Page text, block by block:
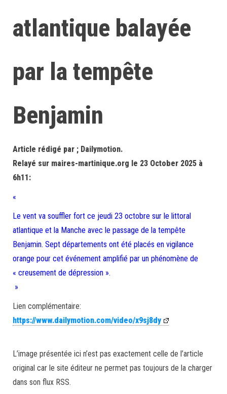
atlantique balayée
par la tempête
Benjamin
Article rédigé par ; Dailymotion.
Relayé sur maires-martinique.org le 23 October 2025 à
6h11:
«
Le vent va souffler fort ce jeudi 23 octobre sur le littoral
atlantique et la Manche avec le passage de la tempête
Benjamin. Sept départements ont été placés en vigilance
orange pour cet événement amplifié par un phénomène de
« creusement de dépression ».
»
Lien complémentaire:
https://www.dailymotion.com/video/x9sj8dy
L’image présentée ici n’est pas exactement celle de l’article
original car le site éditeur ne permet pas toujours de la charger
dans son flux RSS.